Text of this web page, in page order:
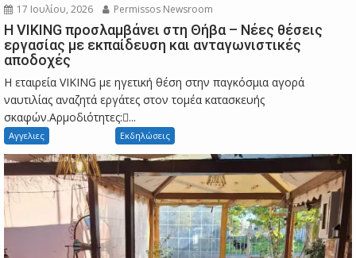
17 Ιουλίου, 2026 Permissos Newsroom
Η VIKING προσλαμβάνει στη Θήβα – Νέες θέσεις
εργασίας με εκπαίδευση και ανταγωνιστικές
αποδοχές
Η εταιρεία VIKING με ηγετική θέση στην παγκόσμια αγορά
ναυτιλίας αναζητά εργάτες στον τομέα κατασκευής
σκαφών.Αρμοδιότητες:...
Αγγελιες Εκδηλώσεις